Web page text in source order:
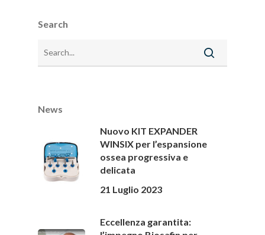
Search
News
Nuovo KIT EXPANDER
WINSIX per l’espansione
ossea progressiva e
delicata
21 Luglio 2023
Eccellenza garantita: